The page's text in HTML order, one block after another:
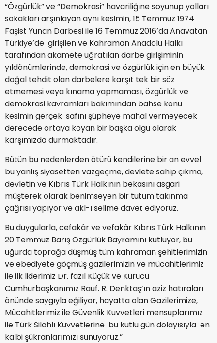
“Özgürlük” ve “Demokrasi” havariliğine soyunup yolları
sokakları arşınlayan aynı kesimin, 15 Temmuz 1974
Faşist Yunan Darbesi ile 16 Temmuz 2016’da Anavatan
Türkiye’de girişilen ve Kahraman Anadolu Halkı
tarafından akamete uğratılan darbe girişiminin
yıldönümlerinde, demokrasi ve özgürlük için en büyük
doğal tehdit olan darbelere karşıt tek bir söz
etmemesi veya kınama yapmaması, özgürlük ve
demokrasi kavramları bakımından bahse konu
kesimin gerçek safını şüpheye mahal vermeyecek
derecede ortaya koyan bir başka olgu olarak
karşımızda durmaktadır.
Bütün bu nedenlerden ötürü kendilerine bir an evvel
bu yanlış siyasetten vazgeçme, devlete sahip çıkma,
devletin ve Kıbrıs Türk Halkının bekasını asgari
müşterek olarak benimseyen bir tutum takınma
çağrısı yapıyor ve akl-ı selime davet ediyoruz.
Bu duygularla, cefakâr ve vefakâr Kıbrıs Türk Halkının
20 Temmuz Barış Özgürlük Bayramını kutluyor, bu
uğurda toprağa düşmüş tüm kahraman şehitlerimizin
ve ebediyete göçmüş gazilerimizin ve mücahitlerimiz
ile ilk liderimiz Dr. fazıl Küçük ve Kurucu
Cumhurbaşkanımız Rauf. R. Denktaş’ın aziz hatıraları
önünde saygıyla eğiliyor, hayatta olan Gazilerimize,
Mücahitlerimiz ile Güvenlik Kuvvetleri mensuplarımız
ile Türk Silahlı Kuvvetlerine bu kutlu gün dolayısıyla en
kalbi şükranlarımızı sunuyoruz.”